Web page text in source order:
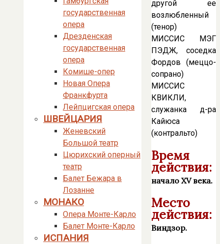
другой ее
возлюбленный
(тенор)
МИССИС МЭГ
ПЭДЖ, соседка
Фордов (меццо-
сопрано)
МИССИС
КВИКЛИ,
служанка д-ра
Кайюса
(контральто)
Время
действия:
начало XV века.
Место
действия:
Виндзор.
государственная
опера
Дрезденская
государственная
опера
Комише-опер
Новая Опера
Франкфурта
Лейпцигская опера
ШВЕЙЦАРИЯ
Женевский
Большой театр
Цюрихский оперный
театр
Балет Бежара в
Лозанне
МОНАКО
Опера Монте-Карло
Балет Монте-Карло
ИСПАНИЯ